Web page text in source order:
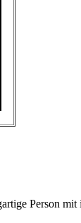
Person